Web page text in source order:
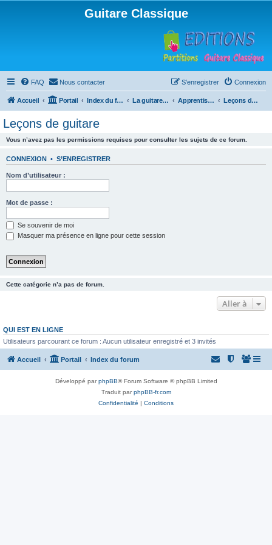
Guitare Classique
FAQ Nous contacter Connexion
S’enregistrer
Accueil Portail Index du forum La guitare : instrument, cours et théorie Apprentissage et enseignement de la guitare Leçons de guitare
Leçons de guitare
Vous n’avez pas les permissions requises pour consulter les sujets de ce forum.
CONNEXION • S’ENREGISTRER
Nom d’utilisateur :
Mot de passe :
Se souvenir de moi
Masquer ma présence en ligne pour cette session
Cette catégorie n’a pas de forum.
Aller à
QUI EST EN LIGNE
Utilisateurs parcourant ce forum : Aucun utilisateur enregistré et 3 invités
Accueil Portail Index du forum
Développé parphpBB® Forum Software © phpBB Limited
Traduit parphpBB-fr.com
Confidentialité | Conditions